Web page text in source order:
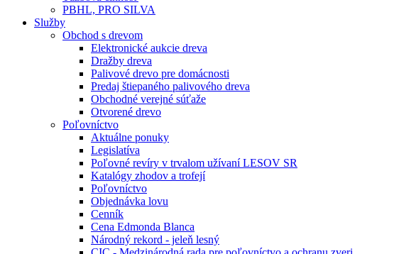
PBHL, PRO SILVA
Služby
Obchod s drevom
Elektronické aukcie dreva
Dražby dreva
Palivové drevo pre domácnosti
Predaj štiepaného palivového dreva
Obchodné verejné súťaže
Otvorené drevo
Poľovníctvo
Aktuálne ponuky
Legislatíva
Poľovné revíry v trvalom užívaní LESOV SR
Katalógy zhodov a trofejí
Poľovníctvo
Objednávka lovu
Cenník
Cena Edmonda Blanca
Národný rekord - jeleň lesný